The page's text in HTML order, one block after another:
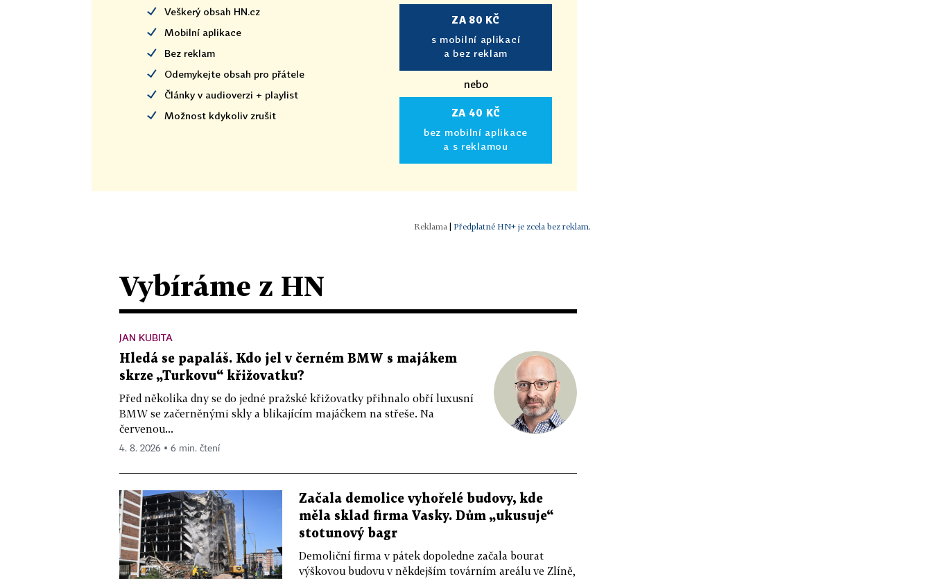
Veškerý obsah HN.cz
Mobilní aplikace
Bez reklam
Odemykejte obsah pro přátele
Články v audioverzi + playlist
Možnost kdykoliv zrušit
ZA 80 KČ
s mobilní aplikací
a bez reklam
nebo
ZA 40 KČ
bez mobilní aplikace
a s reklamou
| Předplatné HN+ je zcela bez reklam.
Vybíráme z HN
JAN KUBITA
Hledá se papaláš. Kdo jel v černém BMW s majákem
skrze „Turkovu“ křižovatku?
Před několika dny se do jedné pražské křižovatky přihnalo obří luxusní
BMW se začerněnými skly a blikajícím majáčkem na střeše. Na
červenou...
4. 8. 2026 ▪ 6 min. čtení
Začala demolice vyhořelé budovy, kde
měla sklad firma Vasky. Dům „ukusuje“
stotunový bagr
Demoliční firma v pátek dopoledne začala bourat
výškovou budovu v někdejším továrním areálu ve Zlíně,